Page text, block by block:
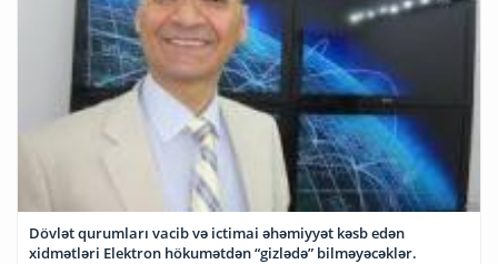
Dövlət qurumları vacib və ictimai əhəmiyyət kəsb edən
xidmətləri Elektron hökumətdən “gizlədə” bilməyəcəklər.